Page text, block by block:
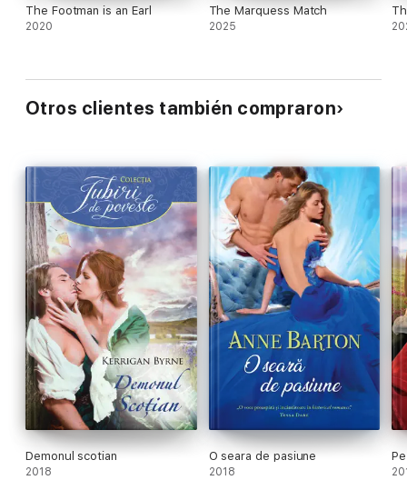
The Footman is an Earl
2020
The Marquess Match
2025
Otros clientes también compraron
Demonul scotian
2018
O seara de pasiune
2018